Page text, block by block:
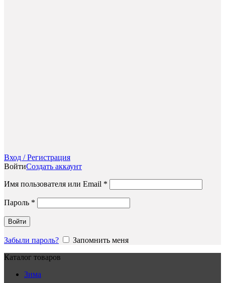
Вход / Регистрация
ВойтиСоздать аккаунт
Имя пользователя или Email *
Пароль *
Войти
Забыли пароль?
Запомнить меня
Каталог товаров
Зима